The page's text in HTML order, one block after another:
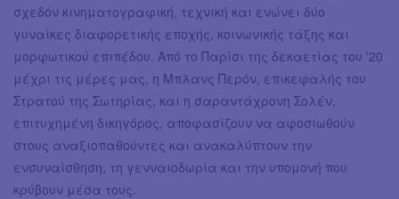
σχεδόν κινηματογραφική, τεχνική και ενώνει δύο
γυναίκες διαφορετικής εποχής, κοινωνικής τάξης και
μορφωτικού επιπέδου. Από το Παρίσι της δεκαετίας του '20
μέχρι τις μέρες μας, η Μπλανς Περόν, επικεφαλής του
Στρατού της Σωτηρίας, και η σαραντάχρονη Σολέν,
επιτυχημένη δικηγόρος, αποφασίζουν να αφοσιωθούν
στους αναξιοπαθούντες και ανακαλύπτουν την
ενσυναίσθηση, τη γενναιοδωρία και την υπομονή που
κρύβουν μέσα τους.